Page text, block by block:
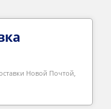
Новой Почтой,